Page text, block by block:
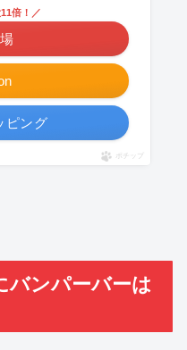
倍！／
ピング
ポチップ
バンパーバーは